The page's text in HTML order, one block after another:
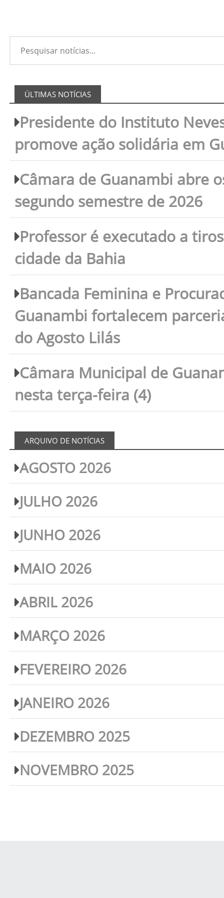
ÚLTIMAS NOTÍCIAS
Presidente do Instituto
promove ação solidária em
Câmara de Guanambi abre
segundo semestre de 2026
Professor é executado a
cidade da Bahia
Bancada Feminina e
Guanambi fortalecem
do Agosto Lilás
Câmara Municipal de
nesta terça-feira (4)
ARQUIVO DE NOTÍCIAS
AGOSTO 2026
JULHO 2026
JUNHO 2026
MAIO 2026
ABRIL 2026
MARÇO 2026
FEVEREIRO 2026
JANEIRO 2026
DEZEMBRO 2025
NOVEMBRO 2025